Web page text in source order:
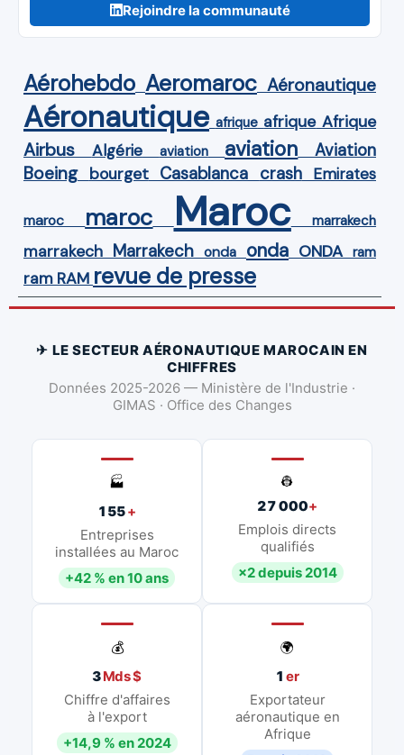
Rejoindre la communauté
Aérohebdo Aeromaroc Aéronautique
Aéronautique afrique afrique Afrique
Airbus Algérie aviation aviation Aviation
Boeing bourget Casablanca crash Emirates
maroc maroc Maroc marrakech
marrakech Marrakech onda onda ONDA ram
ram RAM revue de presse
✈ LE SECTEUR AÉRONAUTIQUE MAROCAIN EN
CHIFFRES
Données 2025-2026 — Ministère de l'Industrie ·
GIMAS · Office des Changes
🏭
155+
Entreprises
installées au Maroc
+42 % en 10 ans
👷
27 000+
Emplois directs
qualifiés
×2 depuis 2014
💰
3Mds $
Chiffre d'affaires
à l'export
+14,9 % en 2024
🌍
1 er
Exportateur
aéronautique en
Afrique